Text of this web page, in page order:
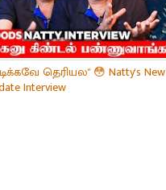
தெரியல" 😳 Natty's New
Interview